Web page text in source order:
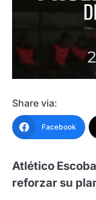
Share via:
Facebook
Atlético
reforzar su